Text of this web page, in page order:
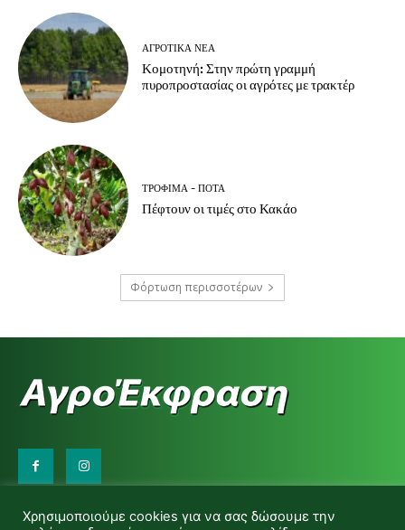
ΑΓΡΟΤΙΚΆ ΝΈΑ
Κομοτηνή: Στην πρώτη γραμμή
πυροπροστασίας οι αγρότες με τρακτέρ
ΤΡΌΦΙΜΑ - ΠΟΤΆ
Πέφτουν οι τιμές στο Κακάο
Φόρτωση περισσοτέρων
d.makas@yahoo.gr
Χρησιμοποιούμε cookies για να σας δώσουμε την